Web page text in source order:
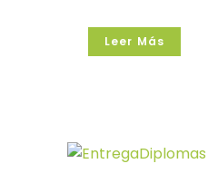
Leer Más